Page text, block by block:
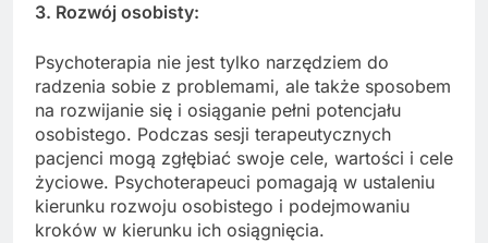
3. Rozwój osobisty:
Psychoterapia nie jest tylko narzędziem do
radzenia sobie z problemami, ale także sposobem
na rozwijanie się i osiąganie pełni potencjału
osobistego. Podczas sesji terapeutycznych
pacjenci mogą zgłębiać swoje cele, wartości i cele
życiowe. Psychoterapeuci pomagają w ustaleniu
kierunku rozwoju osobistego i podejmowaniu
kroków w kierunku ich osiągnięcia.